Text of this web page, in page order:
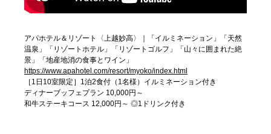
アパホテル＆リゾート〈上越妙高〉｜「イルミネーション」「天然
温泉」「リゾートホテル」「リゾートゴルフ」「山々に囲まれた絶
景」「地産地消の食事とワイン」
https://www.apahotel.com/resort/myoko/index.html
［1日10室限定］1泊2食付（1名様）イルミネーション付き
ディナーブッフェプラン 10,000円～
和牛ステーキコース 12,000円～ ◎1ドリンク付き